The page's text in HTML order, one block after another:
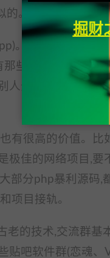
。
。源码群和源码
些大型源码网站
人分享项目,而是卖
有很高的价值。
极佳的网络项目,
部分php暴利源码,
项目接轨。
老的技术,交流群基
贴吧软件群(恋魂
掘财